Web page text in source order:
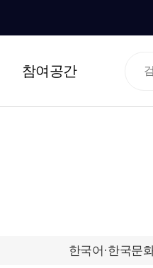
참여공간
한국어·한국문